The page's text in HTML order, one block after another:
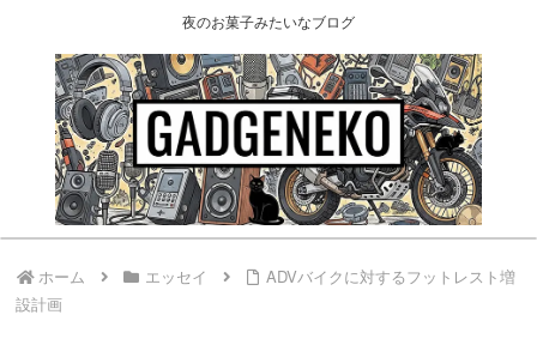
夜のお菓子みたいなブログ
ホーム エッセイ
ADVバイクに対するフットレスト増
設計画